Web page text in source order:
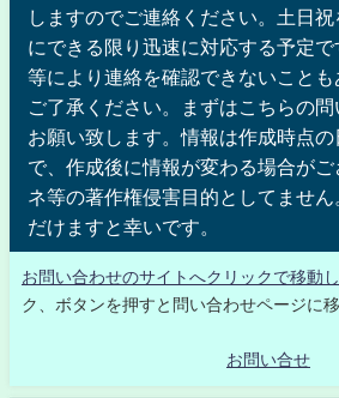
しますのでご連絡ください。土日
にできる限り迅速に対応する予定
等により連絡を確認できないことも
ご了承ください。まずはこちらの
お願い致します。情報は作成時点
で、作成後に情報が変わる場合が
ネ等の著作権侵害目的としてませ
だけますと幸いです。
お問い合わせのサイトへクリックで移動
ク、ボタンを押すと問い合わせページに
お問い合せ